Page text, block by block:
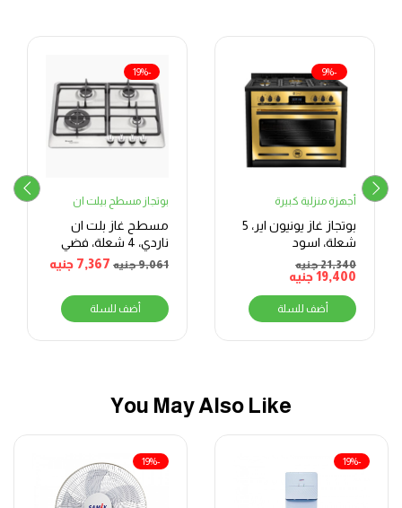
-9%
أجهزة منزلية كبيرة
بوتجاز غاز يونيون اير، 5
شعلة، اسود
21,340جنيه
19,400جنيه
أضف للسلة
-19%
بوتجاز مسطح بيلت ان
مسطح غاز بلت ان
ناردي، 4 شعلة، فضي
9,061جنيه 7,367 جنيه
أضف للسلة
You May Also Like
-19%
-19%